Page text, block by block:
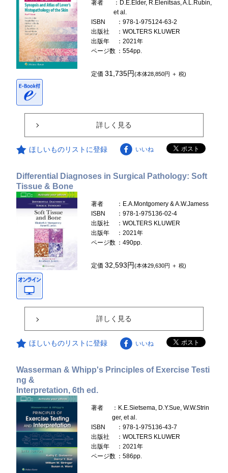
著者
：D.E.Elder, R.Elenitsas, A.L.Rubin,
et al.
ISBN
：978-1-975124-63-2
出版社
：WOLTERS KLUWER
出版年
：2021年
ページ数 ：554pp.
定価31,735円(本体28,850円 ＋ 税)
詳しく見る
ほしいものリストに登録 いいね
Differential Diagnoses in Surgical Pathology: Soft
Tissue & Bone
著者
：E.A.Montgomery & A.W.Jamess
ISBN
：978-1-975136-02-4
出版社
：WOLTERS KLUWER
出版年
：2021年
ページ数 ：490pp.
定価32,593円(本体29,630円 ＋ 税)
詳しく見る
ほしいものリストに登録 いいね
Wasserman & Whipp's Principles of Exercise Testi
ng &
Interpretation, 6th ed.
著者
：K.E.Sietsema, D.Y.Sue, W.W.Strin
ger, et al.
ISBN
：978-1-975136-43-7
出版社
：WOLTERS KLUWER
出版年
：2021年
ページ数 ：586pp.